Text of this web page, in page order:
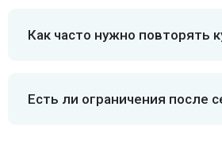
Как часто нужно повторять
Есть ли ограничения после